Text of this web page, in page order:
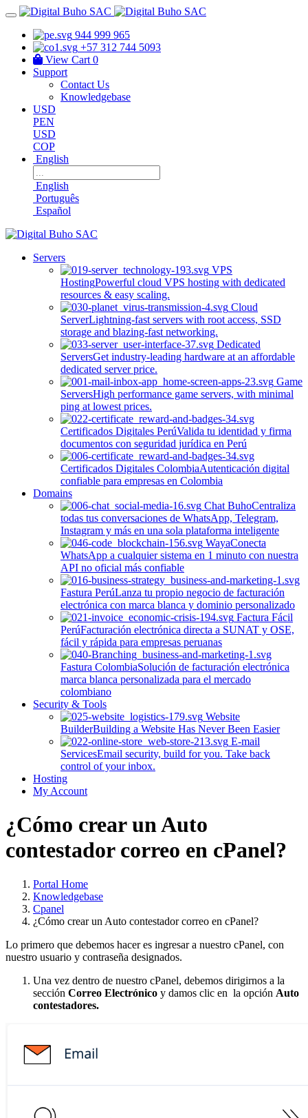
944 999 965
+57 312 744 5093
View Cart 0
Support
Contact Us
Knowledgebase
USD
PEN
USD
COP
English
English
Português
Español
Servers
VPS
HostingPowerful cloud VPS hosting with dedicated
resources & easy scaling.
Cloud
ServerLightning-fast servers with root access, SSD
storage and blazing-fast networking.
Dedicated
ServersGet industry-leading hardware at an affordable
dedicated server price.
Game
ServersHigh performance game servers, with minimal
ping at lowest prices.
Certificados Digitales PerúValida tu identidad y firma
documentos con seguridad jurídica en Perú
Certificados Digitales ColombiaAutenticación digital
confiable para empresas en Colombia
Domains
Chat BuhoCentraliza
todas tus conversaciones de WhatsApp, Telegram,
Instagram y más en una sola plataforma inteligente
WayaConecta
WhatsApp a cualquier sistema en 1 minuto con nuestra
API no oficial más confiable
Fastura PerúLanza tu propio negocio de facturación
electrónica con marca blanca y dominio personalizado
Factura Fácil
PerúFacturación electrónica directa a SUNAT y OSE,
fácil y rápida para empresas peruanas
Fastura ColombiaSolución de facturación electrónica
marca blanca personalizada para el mercado
colombiano
Security & Tools
Website
BuilderBuilding a Website Has Never Been Easier
E-mail
ServicesEmail security, build for you. Take back
control of your inbox.
Hosting
My Account
¿Cómo crear un Auto
contestador correo en cPanel?
Portal Home
Knowledgebase
Cpanel
¿Cómo crear un Auto contestador correo en cPanel?
Lo primero que debemos hacer es ingresar a nuestro cPanel, con
nuestro usuario y contraseña designados.
Una vez dentro de nuestro cPanel, debemos dirigirnos a la
sección Correo Electrónico y damos clic en la opción Auto
contestadores.